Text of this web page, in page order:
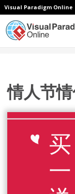
Visual Paradigm Online
情人节